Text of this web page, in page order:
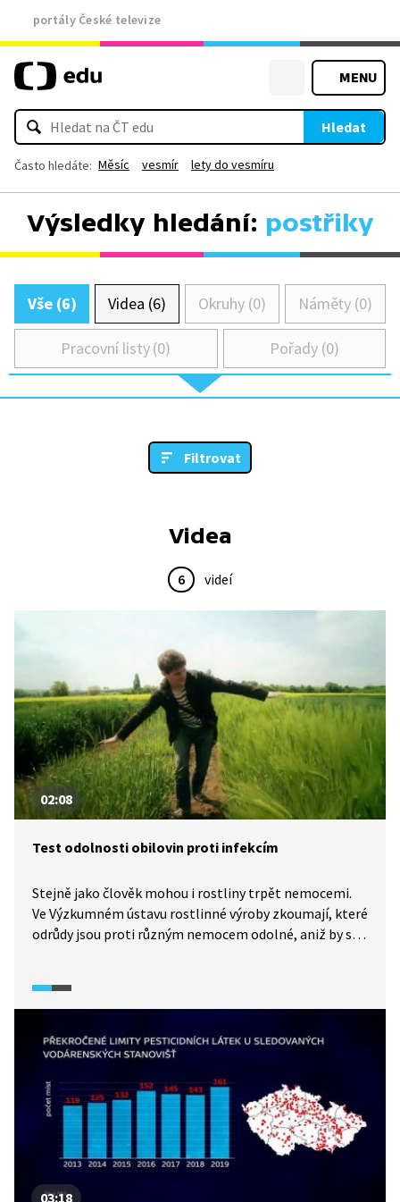
portály České televize
MENU
Hledat
Často hledáte: Měsíc vesmír lety do vesmíru
Výsledky hledání: postřiky
Vše (6) Videa (6) Okruhy (0) Náměty (0)
Pracovní listy (0) Pořady (0)
Filtrovat
Videa
6 videí
02:08
Test odolnosti obilovin proti infekcím
Stejně jako člověk mohou i rostliny trpět nemocemi.
Ve Výzkumném ústavu rostlinné výroby zkoumají, které
odrůdy jsou proti různým nemocem odolné, aniž by se
03:18